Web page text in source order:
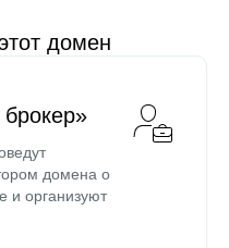
домен
домена о
и организуют